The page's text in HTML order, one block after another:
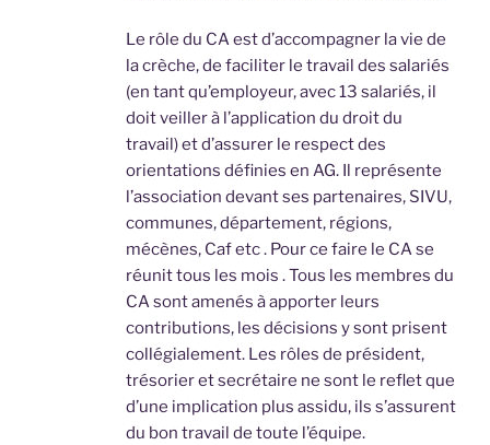
Le rôle du CA est d’accompagner la vie de
la crèche, de faciliter le travail des salariés
(en tant qu’employeur, avec 13 salariés, il
doit veiller à l’application du droit du
travail) et d’assurer le respect des
orientations définies en AG. Il représente
l’association devant ses partenaires, SIVU,
communes, département, régions,
mécènes, Caf etc . Pour ce faire le CA se
réunit tous les mois . Tous les membres du
CA sont amenés à apporter leurs
contributions, les décisions y sont prisent
collégialement. Les rôles de président,
trésorier et secrétaire ne sont le reflet que
d’une implication plus assidu, ils s’assurent
du bon travail de toute l’équipe.